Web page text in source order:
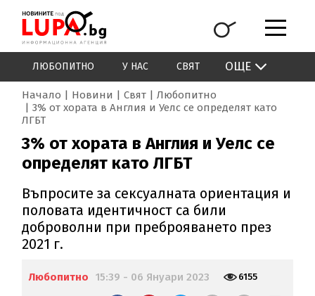
ЛЮБОПИТНО У НАС СВЯТ ОЩЕ
Начало Новини Свят
Любопитно
3% от хората в Англия и Уелс се определят като
ЛГБТ
3% от хората в Англия и Уелс се
определят като ЛГБТ
Въпросите за сексуалната ориентация и
половата идентичност са били
доброволни при преброяването през
2021 г.
Любопитно 15:39 - 06 Януари 2023 6155